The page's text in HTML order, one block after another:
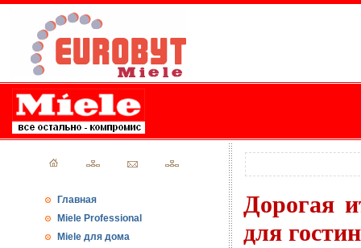
Главная
Miele Professional
Miele для дома
Дорогая
для